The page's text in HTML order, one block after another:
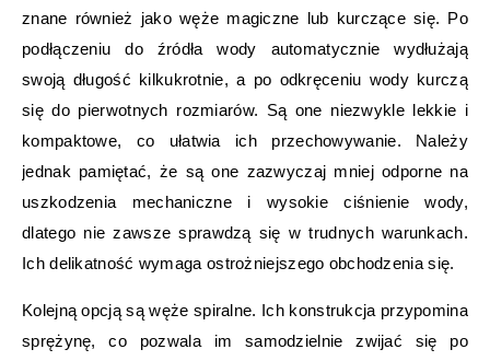
znane również jako węże magiczne lub kurczące się. Po
podłączeniu do źródła wody automatycznie wydłużają
swoją długość kilkukrotnie, a po odkręceniu wody kurczą
się do pierwotnych rozmiarów. Są one niezwykle lekkie i
kompaktowe, co ułatwia ich przechowywanie. Należy
jednak pamiętać, że są one zazwyczaj mniej odporne na
uszkodzenia mechaniczne i wysokie ciśnienie wody,
dlatego nie zawsze sprawdzą się w trudnych warunkach.
Ich delikatność wymaga ostrożniejszego obchodzenia się.
Kolejną opcją są węże spiralne. Ich konstrukcja przypomina
sprężynę, co pozwala im samodzielnie zwijać się po